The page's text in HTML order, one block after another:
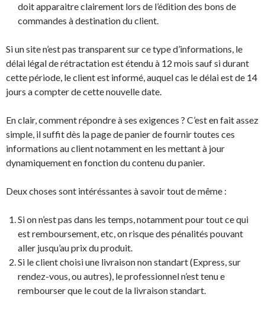
doit apparaitre clairement lors de l’édition des bons de
commandes à destination du client.
Si un site n’est pas transparent sur ce type d’informations, le
délai légal de rétractation est étendu à 12 mois sauf si durant
cette période, le client est informé, auquel cas le délai est de 14
jours a compter de cette nouvelle date.
En clair, comment répondre à ses exigences ? C’est en fait assez
simple, il suffit dès la page de panier de fournir toutes ces
informations au client notamment en les mettant à jour
dynamiquement en fonction du contenu du panier.
Deux choses sont intéréssantes à savoir tout de même :
Si on n’est pas dans les temps, notamment pour tout ce qui
est remboursement, etc, on risque des pénalités pouvant
aller jusqu’au prix du produit.
Si le client choisi une livraison non standart (Express, sur
rendez-vous, ou autres), le professionnel n’est tenu e
rembourser que le cout de la livraison standart.